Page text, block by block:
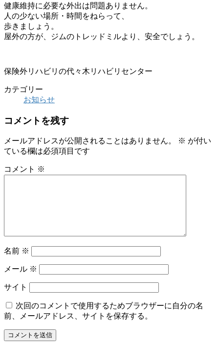
健康維持に必要な外出は問題ありません。
人の少ない場所・時間をねらって、
歩きましょう。
屋外の方が、ジムのトレッドミルより、安全でしょう。
保険外リハビリの代々木リハビリセンター
カテゴリー
お知らせ
コメントを残す
メールアドレスが公開されることはありません。 ※ が付い
ている欄は必須項目です
コメント ※
名前 ※
メール ※
サイト
次回のコメントで使用するためブラウザーに自分の名
前、メールアドレス、サイトを保存する。